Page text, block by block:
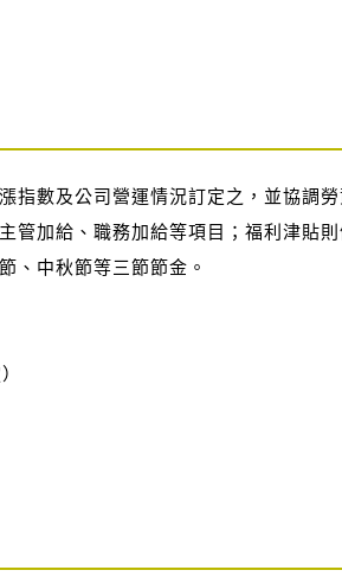
數及公司營運情況訂定之，並協調
加給、職務加給等項目；福利津貼
、中秋節等三節節金。